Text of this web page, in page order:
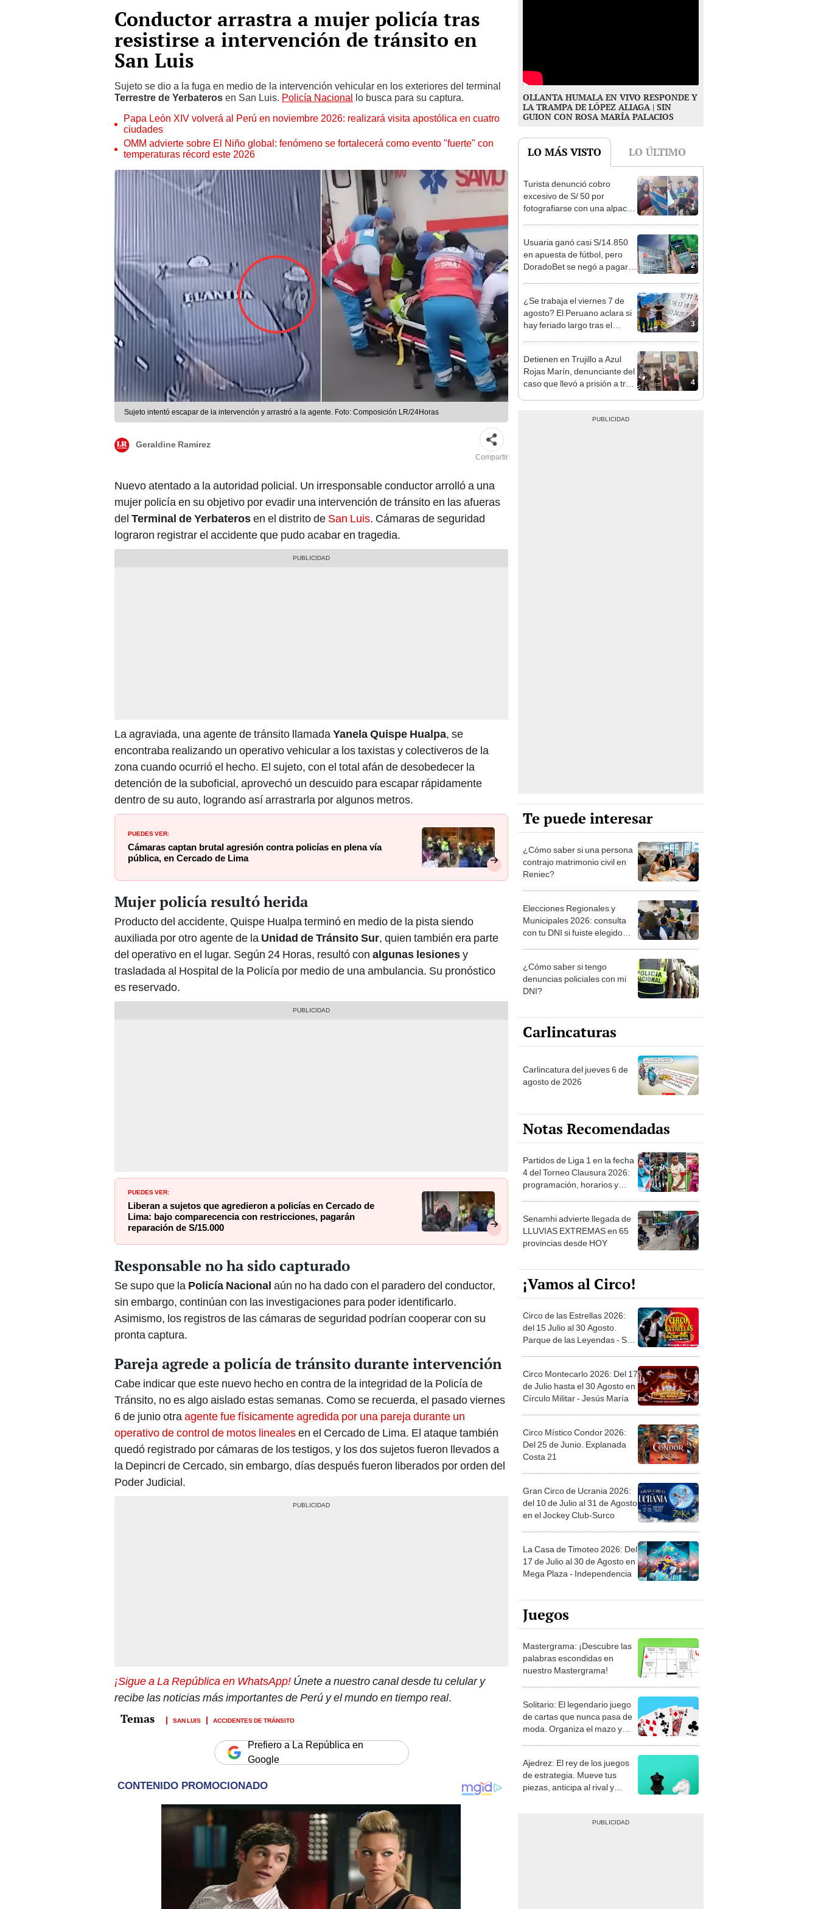
Conductor arrastra a mujer policía tras
resistirse a intervención de tránsito en
San Luis
Sujeto se dio a la fuga en medio de la intervención vehicular en los exteriores del terminal
Terrestre de Yerbateros en San Luis. Policía Nacional lo busca para su captura.
Papa León XIV volverá al Perú en noviembre 2026: realizará visita apostólica en cuatro
ciudades
OMM advierte sobre El Niño global: fenómeno se fortalecerá como evento "fuerte" con
temperaturas récord este 2026
Sujeto intentó escapar de la intervención y arrastró a la agente. Foto: Composición LR/24Horas
Geraldine Ramirez
Compartir
Nuevo atentado a la autoridad policial. Un irresponsable conductor arrolló a una
mujer policía en su objetivo por evadir una intervención de tránsito en las afueras
del Terminal de Yerbaterosen el distrito de San Luis. Cámaras de seguridad
lograron registrar el accidente que pudo acabar en tragedia.
La agraviada, una agente de tránsito llamadaYanela Quispe Hualpa, se
encontraba realizando un operativo vehicular a los taxistas y colectiveros de la
zona cuando ocurrió el hecho. El sujeto, con el total afán de desobedecer la
detención de la suboficial, aprovechó un descuido para escapar rápidamente
dentro de su auto, logrando así arrastrarla por algunos metros.
PUEDES VER:
Cámaras captan brutal agresión contra policías en plena vía
pública, en Cercado de Lima
Mujer policía resultó herida
Producto del accidente, Quispe Hualpa terminó en medio de la pista siendo
auxiliada por otro agente de la Unidad de Tránsito Sur, quien también era parte
del operativo en el lugar. Según 24 Horas, resultó con algunas lesionesy
trasladada al Hospital de la Policía por medio de una ambulancia. Su pronóstico
es reservado.
PUEDES VER:
Liberan a sujetos que agredieron a policías en Cercado de
Lima: bajo comparecencia con restricciones, pagarán
reparación de S/15.000
Responsable no ha sido capturado
Se supo que la Policía Nacional aún no ha dado con el paradero del conductor,
sin embargo, continúan con las investigaciones para poder identificarlo.
Asimismo, los registros de las cámaras de seguridad podrían cooperar con su
pronta captura.
Pareja agrede a policía de tránsito durante intervención
Cabe indicar que este nuevo hecho en contra de la integridad de la Policía de
Tránsito, no es algo aislado estas semanas. Como se recuerda, el pasado viernes
6 de junio otra agente fue físicamente agredida por una pareja durante un
operativo de control de motos linealesen el Cercado de Lima. El ataque también
quedó registrado por cámaras de los testigos, y los dos sujetos fueron llevados a
la Depincri de Cercado, sin embargo, días después fueron liberados por orden del
Poder Judicial.
¡Sigue a La República en WhatsApp! Únete a nuestro canal desde tu celular y
recibe las noticias más importantes de Perú y el mundo en tiempo real.
SAN LUIS ACCIDENTES DE TRÁNSITO
Prefiero a La República en
Google
OLLANTA HUMALA EN VIVO RESPONDE Y
LA TRAMPA DE LÓPEZ ALIAGA | SIN
GUION CON ROSA MARÍA PALACIOS
LO MÁS VISTO LO ÚLTIMO
1
Turista denunció cobro
excesivo de S/ 50 por
fotografiarse con una alpaca
2
Usuaria ganó casi S/14.850
en apuesta de fútbol, pero
DoradoBet se negó a pagar:
3
¿Se trabaja el viernes 7 de
agosto? El Peruano aclara si
hay feriado largo tras el
4
Detienen en Trujillo a Azul
Rojas Marín, denunciante del
caso que llevó a prisión a tres
Te puede interesar
¿Cómo saber si una persona
contrajo matrimonio civil en
Reniec?
Elecciones Regionales y
Municipales 2026: consulta
con tu DNI si fuiste elegido
la ONPE
¿Cómo saber si tengo
denuncias policiales con mi
DNI?
Carlincaturas
Carlincatura del jueves 6 de
agosto de 2026
Notas Recomendadas
Partidos de Liga 1 en la fecha
4 del Torneo Clausura 2026:
programación, horarios y
Senamhi advierte llegada de
LLUVIAS EXTREMAS en 65
provincias desde HOY
¡Vamos al Circo!
Circo de las Estrellas 2026:
del 15 Julio al 30 Agosto.
Parque de las Leyendas - San
Circo Montecarlo 2026: Del 17
de Julio hasta el 30 Agosto en
Círculo Militar - Jesús María
Circo Místico Condor 2026:
Del 25 de Junio. Explanada
Costa 21
Gran Circo de Ucrania 2026:
del 10 de Julio al 31 de Agosto
en el Jockey Club-Surco
La Casa de Timoteo 2026: Del
17 de Julio al 30 de Agosto en
Mega Plaza - Independencia
Juegos
Mastergrama: ¡Descubre las
palabras escondidas en
nuestro Mastergrama!
Solitario: El legendario juego
de cartas que nunca pasa de
moda. Organiza el mazo y
Ajedrez: El rey de los juegos
de estrategia. Mueve tus
piezas, anticipa al rival y